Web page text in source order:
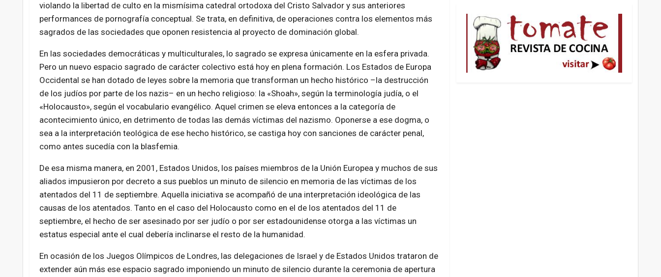
violando la libertad de culto en la mismísima catedral ortodoxa del Cristo Salvador y sus anteriores
performances de pornografía conceptual. Se trata, en definitiva, de operaciones contra los elementos más
sagrados de las sociedades que oponen resistencia al proyecto de dominación global.
En las sociedades democráticas y multiculturales, lo sagrado se expresa únicamente en la esfera privada.
Pero un nuevo espacio sagrado de carácter colectivo está hoy en plena formación. Los Estados de Europa
Occidental se han dotado de leyes sobre la memoria que transforman un hecho histórico –la destrucción
de los judíos por parte de los nazis– en un hecho religioso: la «Shoah», según la terminología judía, o el
«Holocausto», según el vocabulario evangélico. Aquel crimen se eleva entonces a la categoría de
acontecimiento único, en detrimento de todas las demás víctimas del nazismo. Oponerse a ese dogma, o
sea a la interpretación teológica de ese hecho histórico, se castiga hoy con sanciones de carácter penal,
como antes sucedía con la blasfemia.
De esa misma manera, en 2001, Estados Unidos, los países miembros de la Unión Europea y muchos de sus
aliados impusieron por decreto a sus pueblos un minuto de silencio en memoria de las víctimas de los
atentados del 11 de septiembre. Aquella iniciativa se acompañó de una interpretación ideológica de las
causas de los atentados. Tanto en el caso del Holocausto como en el de los atentados del 11 de
septiembre, el hecho de ser asesinado por ser judío o por ser estadounidense otorga a las víctimas un
estatus especial ante el cual debería inclinarse el resto de la humanidad.
En ocasión de los Juegos Olímpicos de Londres, las delegaciones de Israel y de Estados Unidos trataron de
extender aún más ese espacio sagrado imponiendo un minuto de silencio durante la ceremonia de apertura